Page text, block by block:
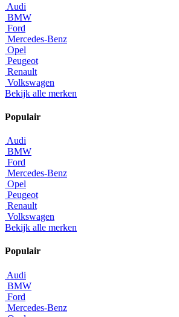
Audi
BMW
Ford
Mercedes-Benz
Opel
Peugeot
Renault
Volkswagen
Bekijk alle merken
Populair
Audi
BMW
Ford
Mercedes-Benz
Opel
Peugeot
Renault
Volkswagen
Bekijk alle merken
Populair
Audi
BMW
Ford
Mercedes-Benz